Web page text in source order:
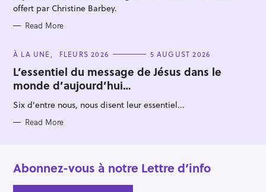
offert par Christine Barbey.
Read More
C
T
E
G
O
R
I
S
À LA UNE FLEURS 2026 5 AUGUST 2026
L’essentiel du message de Jésus dans le
monde d’aujourd’hui…
Six d'entre nous, nous disent leur essentiel...
Read More
Abonnez-vous à notre Lettre d’info